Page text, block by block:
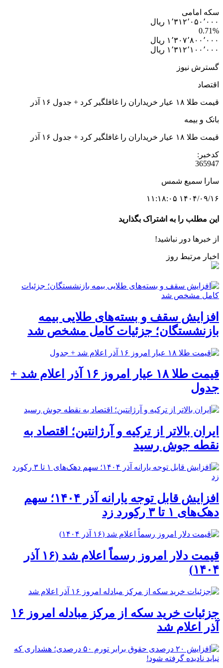
سکه امامی
۱٬۳۱۲٬۰۵۰٬۰۰۰ ریال
0.71%
۱٬۳۰۷٬۸۰۰٬۰۰۰ ریال
۱٬۳۱۲٬۱۰۰٬۰۰۰ ریال
گسترش نیوز
اقتصاد
قیمت طلا ۱۸ عیار خریداران را غافلگیر کرد + جدول ۱۶ آذر
بانک و بیمه
قیمت طلا ۱۸ عیار خریداران را غافلگیر کرد + جدول ۱۶ آذر
کدخبر:
365947
سارا سمیع شمس
۱۴۰۴/۰۹/۱۶ ۱۱:۱۸:۰۵
این مطلب را به اشتراک بگذارید
از خبرها دور نباشید!
اخبار مرتبط روز
افزایش سقف و بسته‌های طلایی بیمه
بازنشستگان؛ جزئیات کامل مشخص شد
قیمت طلا ۱۸ عیار امروز ۱۶ آذر اعلام شد +
جدول
ایران بالاتر از ترکیه و آرژانتین؛ اقتصاد به
نقطه جوش رسید
افزایش قابل توجه یارانه آذر ۱۴۰۴؛ سهم
دهک‌های ۱ تا ۳ رکورد زد
قیمت دلار امروز رسماً اعلام شد (۱۶ آذر
۱۴۰۴)
جزئیات خرید سکه از مرکز مبادله امروز ۱۶
آذر اعلام شد